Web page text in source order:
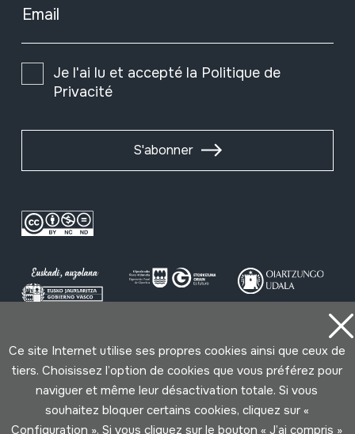
Email
Je l'ai lu et accepté la Politique de
Privacité
S'abonner
Conditions d'Utilisation
Politique de Privacité
Cookies politique
Développé par Lotura
Ce site Internet utilise ses propres cookies ainsi que ceux de
tiers. Choisissez l’option de cookies que vous préférez pour
naviguer et même leur désactivation totale. Si vous
souhaitez bloquer certains cookies, cliquez sur «
Configuration ». Si vous cliquez sur le bouton « J’ai compris »